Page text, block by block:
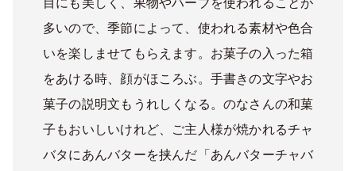
目にも美しく、果物やハーブを使われることが
多いので、季節によって、使われる素材や色合
いを楽しませてもらえます。お菓子の入った箱
をあける時、顔がほころぶ。手書きの文字やお
菓子の説明文もうれしくなる。のなさんの和菓
子もおいしいけれど、ご主人様が焼かれるチャ
バタにあんバターを挟んだ「あんバターチャバ